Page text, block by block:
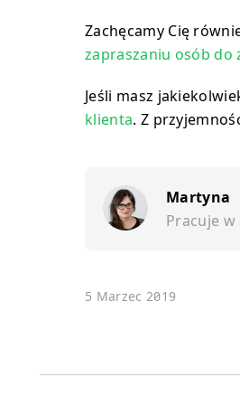
Zachęcamy Cię
zapraszaniu osób do
Jeśli masz
klienta. Z
Martyna
Pracuje w
5 Marzec 2019